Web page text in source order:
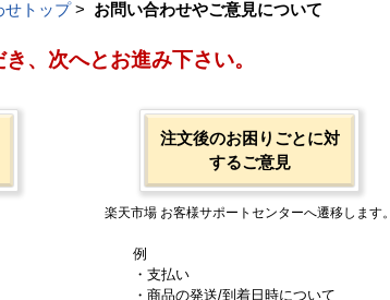
せトップ> お問い合わせやご意見について
、次へとお進み下さい。
注文後のお困りごとに対
するご意見
楽天市場 お客様サポートセンターへ遷移します。
例
・支払い
・商品の発送/到着日時について